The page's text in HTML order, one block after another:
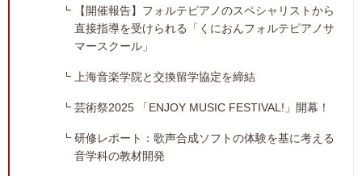
【開催報告】フォルテピアノのスペシャリストから
直接指導を受けられる「くにおんフォルテピアノサ
マースクール」
上海音楽学院と交換留学協定を締結
芸術祭2025 「ENJOY MUSIC FESTIVAL!」開幕！
研修レポート：歌声合成ソフトの体験を基に考える
音学科の教材開発